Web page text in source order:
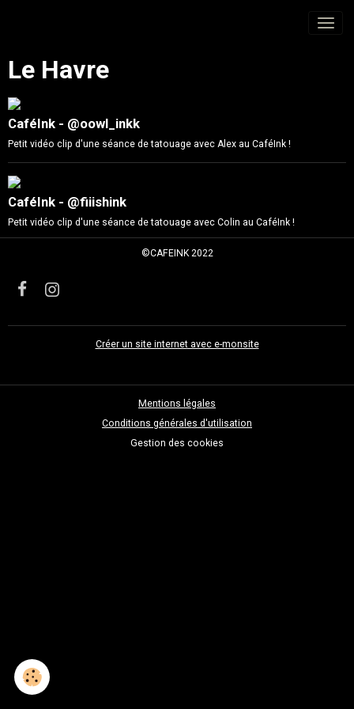
Le Havre
CaféInk - @oowl_inkk
Petit vidéo clip d'une séance de tatouage avec Alex au CaféInk !
CaféInk - @fiiishink
Petit vidéo clip d'une séance de tatouage avec Colin au CaféInk !
©CAFEINK 2022
Créer un site internet avec e-monsite
Mentions légales
Conditions générales d'utilisation
Gestion des cookies